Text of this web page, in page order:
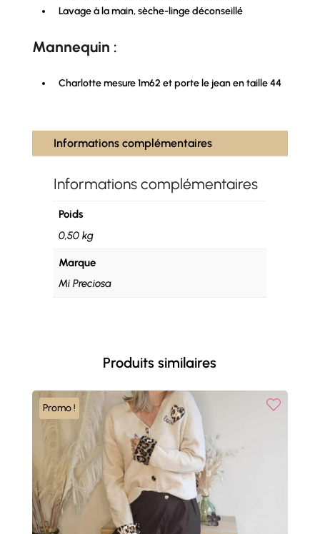
Lavage à la main, sèche-linge déconseillé
Mannequin :
Charlotte mesure 1m62 et porte le jean en taille 44
Informations complémentaires
Informations complémentaires
Poids
0,50 kg
Marque
Mi Preciosa
Produits similaires
Promo !